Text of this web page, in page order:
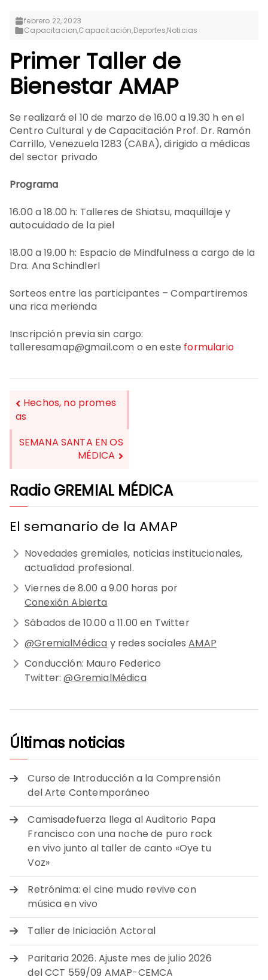
febrero 22, 2023
Capacitacion,Capacitación,Deportes,Noticias
Primer Taller de
Bienestar AMAP
Se realizará el 10 de marzo de 16.00 a 19.30 h en el
Centro Cultural y de Capacitación Prof. Dr. Ramón
Carrillo, Venezuela 1283 (CABA), dirigido a médicas
del sector privado
Programa
16.00 a 18.00 h: Talleres de Shiatsu, maquillaje y
autocuidado de la piel
18.00 a 19.00 h: Espacio de Mindfulness a cargo de la
Dra. Ana Schindlerl
Sorteos entre las participantes – Compartiremos
una rica merienda
Inscripción previa sin cargo:
talleresamap@gmail.com o en este formulario
NAVEGACIÓN
ENTRADAS
Hechos, no promes
as
SEMANA SANTA EN OS
MÉDICA
Radio GREMIAL MÉDICA
El semanario de la AMAP
Novedades gremiales, noticias institucionales,
actualidad profesional.
Viernes de 8.00 a 9.00 horas por
Conexión Abierta
Sábados de 10.00 a 11.00 en Twitter
@GremialMédica y redes socialesAMAP
Conducción: Mauro Federico
Twitter:@GremialMédica
Últimas noticias
Curso de Introducción a la Comprensión
del Arte Contemporáneo
Camisadefuerza llega al Auditorio Papa
Francisco con una noche de puro rock
en vivo junto al taller de canto «Oye tu
Voz»
Retrónima: el cine mudo revive con
música en vivo
Taller de Iniciación Actoral
Paritaria 2026. Ajuste mes de julio 2026
del CCT 559/09 AMAP-CEMCA